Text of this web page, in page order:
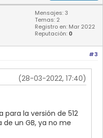
Mensajes: 3
Temas: 2
Registro en: Mar 2022
Reputación: 0
#3
(28-03-2022, 17:40)
para la versión de 512
un GB, ya no me